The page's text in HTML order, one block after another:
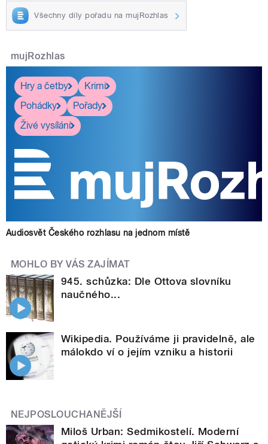
Všechny díly pořadu na mujRozhlas
mujRozhlas
Hry a četby
Krimi
Pohádky
Pořady
Živé vysílání
Audiosvět Českého rozhlasu na jednom místě
MOHLO BY VÁS ZAJÍMAT
945. schůzka: Dle Ottova slovníku
naučného...
Wikipedia. Používáme ji pravidelně, ale
málokdo ví o jejím vzniku a historii
NEJPOSLOUCHANĚJŠÍ
Miloš Urban: Sedmikostelí. Moderní